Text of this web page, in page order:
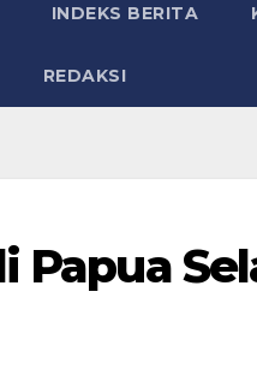
INDEKS BERITA
REDAKSI
Papua